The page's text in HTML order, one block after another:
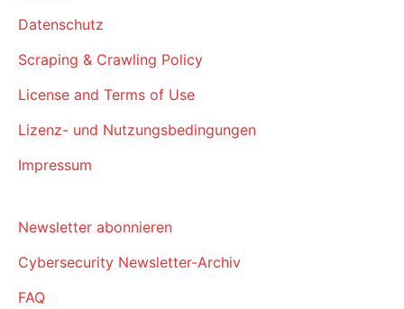
Datenschutz
Scraping & Crawling Policy
License and Terms of Use
Lizenz- und Nutzungsbedingungen
Impressum
Newsletter abonnieren
Cybersecurity Newsletter-Archiv
FAQ